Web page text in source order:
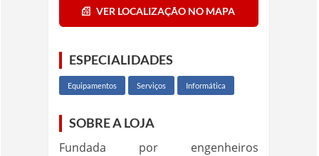
VER LOCALIZAÇÃO NO MAPA
ESPECIALIDADES
Equipamentos Serviços Informática
SOBRE A LOJA
Fundada por engenheiros